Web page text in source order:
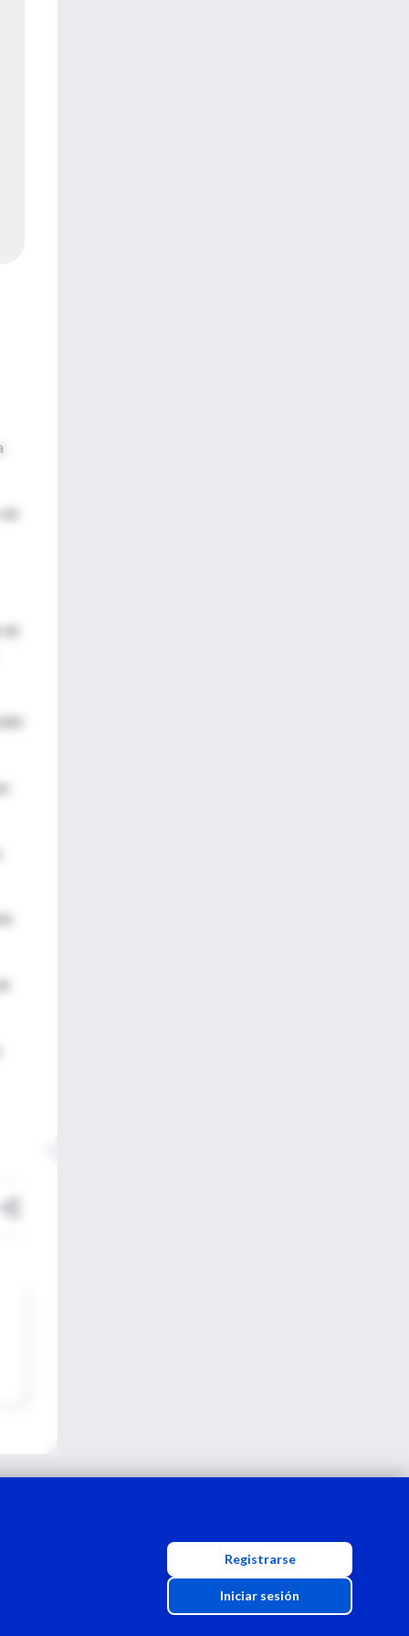
Registrarse
Iniciar sesión